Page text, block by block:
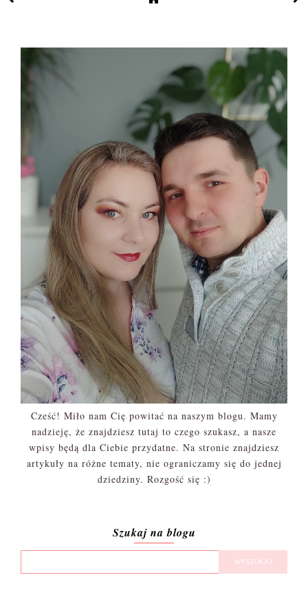
Cześć! Miło nam Cię powitać na naszym blogu. Mamy
nadzieję, że znajdziesz tutaj to czego szukasz, a nasze
wpisy będą dla Ciebie przydatne. Na stronie znajdziesz
artykuły na różne tematy, nie ograniczamy się do jednej
dziedziny. Rozgość się :)
Szukaj na blogu